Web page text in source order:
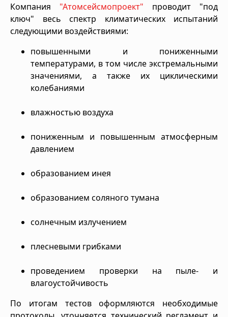
Компания "Атомсейсмопроект" проводит "под
ключ" весь спектр климатических испытаний
следующими воздействиями:
повышенными и пониженными
температурами, в том числе экстремальными
значениями, а также их циклическими
колебаниями
влажностью воздуха
пониженным и повышенным атмосферным
давлением
образованием инея
образованием соляного тумана
солнечным излучением
плесневыми грибками
проведением проверки на пыле- и
влагоустойчивость
По итогам тестов оформляются необходимые